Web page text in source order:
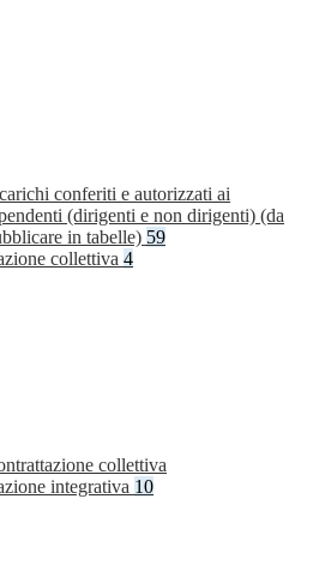
conferiti e autorizzati ai
(dirigenti e non dirigenti) (da
in tabelle) 59
collettiva 4
collettiva
integrativa 10